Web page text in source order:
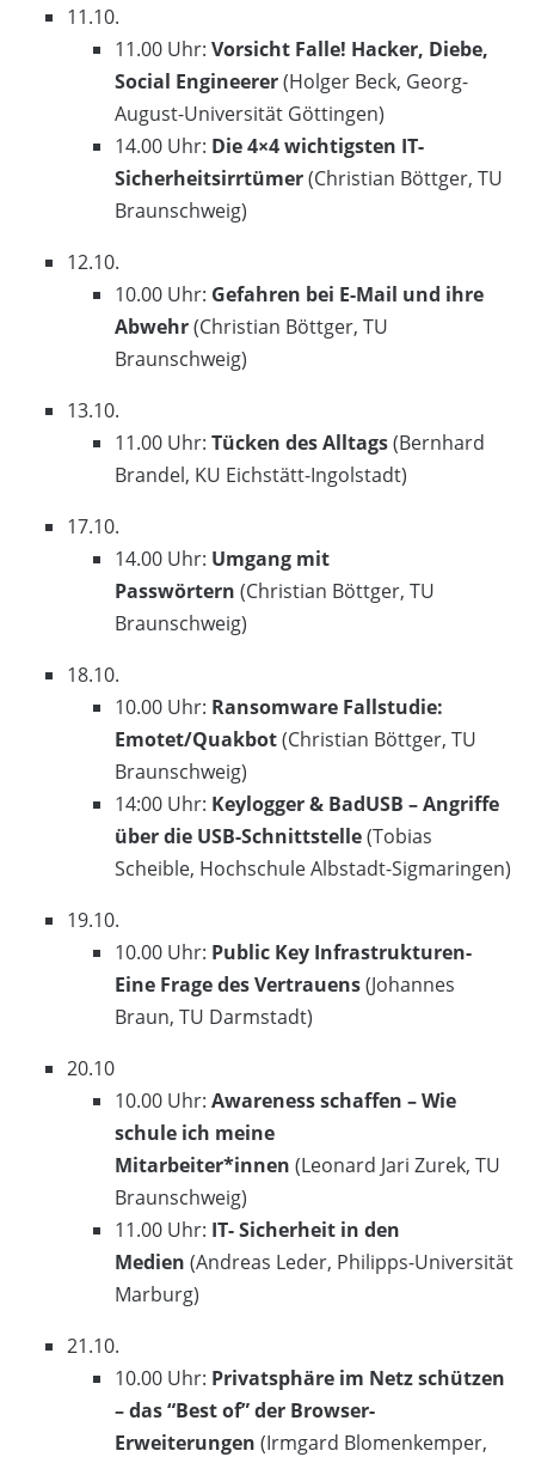
11.10.
11.00 Uhr: Vorsicht Falle! Hacker, Diebe,
Social Engineerer(Holger Beck, Georg-
August-Universität Göttingen)
14.00 Uhr: Die 4×4 wichtigsten IT-
Sicherheitsirrtümer(Christian Böttger, TU
Braunschweig)
12.10.
10.00 Uhr: Gefahren bei E-Mail und ihre
Abwehr(Christian Böttger, TU
Braunschweig)
13.10.
11.00 Uhr: Tücken des Alltags(Bernhard
Brandel, KU Eichstätt-Ingolstadt)
17.10.
14.00 Uhr: Umgang mit
Passwörtern (Christian Böttger, TU
Braunschweig)
18.10.
10.00 Uhr: Ransomware Fallstudie:
Emotet/Quakbot(Christian Böttger, TU
Braunschweig)
14:00 Uhr: Keylogger & BadUSB – Angriffe
über die USB-Schnittstelle(Tobias
Scheible, Hochschule Albstadt-Sigmaringen)
19.10.
10.00 Uhr: Public Key Infrastrukturen-
Eine Frage des Vertrauens(Johannes
Braun, TU Darmstadt)
20.10
10.00 Uhr: Awareness schaffen – Wie
schule ich meine
Mitarbeiter*innen (Leonard Jari Zurek, TU
Braunschweig)
11.00 Uhr: IT- Sicherheit in den
Medien (Andreas Leder, Philipps-Universität
Marburg)
21.10.
10.00 Uhr: Privatsphäre im Netz schützen
– das “Best of” der Browser-
Erweiterungen (Irmgard Blomenkemper,